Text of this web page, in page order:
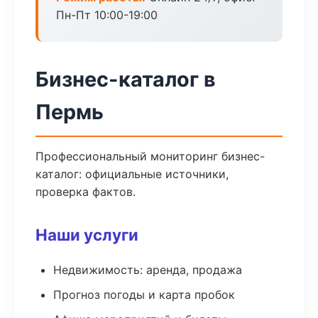
Пн-Пт 10:00-19:00
Бизнес-каталог в
Пермь
Профессиональный мониторинг бизнес-
каталог: официальные источники,
проверка фактов.
Наши услуги
Недвижимость: аренда, продажа
Прогноз погоды и карта пробок